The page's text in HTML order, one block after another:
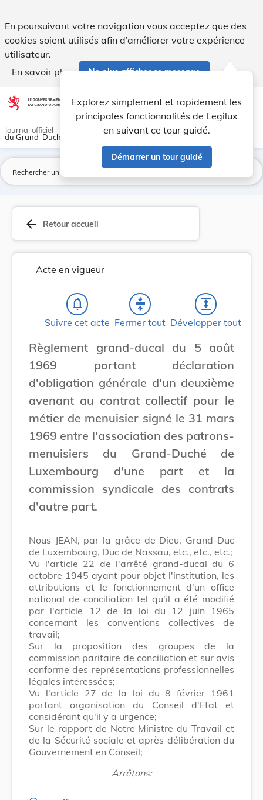
En poursuivant votre navigation vous acceptez que des
cookies soient utilisés afin d’améliorer votre expérience
utilisateur.
En savoir plus
Ne plus afficher ce message
Aller au contenu account_circle help Aide
Explorez simplement et rapidement les
principales fonctionnalités de Legilux
en suivant ce tour guidé.
Démarrer un tour guidé
light_mode dark_mode
Journal officiel
du Grand-Duché de Luxembourg
arrow_back Retour accueil
Acte en vigueur
notifications_none
Suivre cet acte
compress
Fermer tout
expand
Développer tout
Règlement grand-ducal du 5 août
1969 portant déclaration
d'obligation générale d'un deuxième
avenant au contrat collectif pour le
métier de menuisier signé le 31 mars
1969 entre l'association des patrons-
menuisiers du Grand-Duché de
Luxembourg d'une part et la
commission syndicale des contrats
d'autre part.
Nous JEAN, par la grâce de Dieu, Grand-Duc
de Luxembourg, Duc de Nassau, etc., etc., etc.;
Vu l'article 22 de l'arrêté grand-ducal du 6
octobre 1945 ayant pour objet l'institution, les
attributions et le fonctionnement d'un office
national de conciliation tel qu'il a été modifié
par l'article 12 de la loi du 12 juin 1965
concernant les conventions collectives de
travail;
Sur la proposition des groupes de la
commission paritaire de conciliation et sur avis
conforme des représentations professionnelles
légales intéressées;
Vu l'article 27 de la loi du 8 février 1961
portant organisation du Conseil d'Etat et
considérant qu'il y a urgence;
Sur le rapport de Notre Ministre du Travail et
de la Sécurité sociale et après délibération du
Gouvernement en Conseil;
Arrêtons: